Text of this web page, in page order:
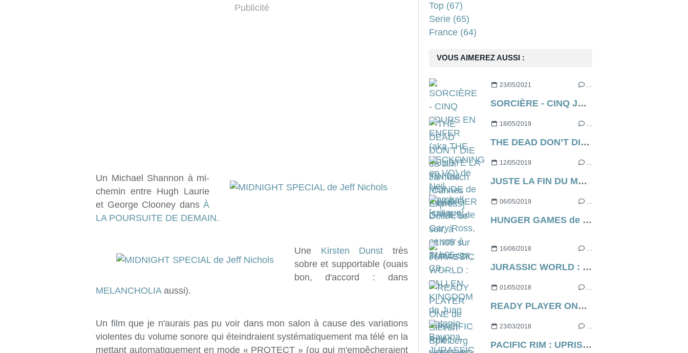
Publicité
Un Michael Shannon à mi-
chemin entre Hugh Laurie
et George Clooney dans À
LA POURSUITE DE DEMAIN.
Une Kirsten Dunst très
sobre et supportable (ouais
bon, d'accord : dans
MELANCHOLIAaussi).
Un film que je n'aurais pas pu voir dans mon salon à cause des variations
violentes du volume sonore qui éteindraient systématiquement ma télé en la
mettant automatiquement en mode « PROTECT » (ou qui m'empêcheraient
VOUS AIMEREZ AUSSI :
23/05/2021 …
SORCIÈRE - CINQ JOURS EN ENFER (aka THE RECKONING en VO) de Neil Marshall [critique]
18/05/2019 …
THE DEAD DON’T DIE de Jim Jarmusch [Cannes Express]
12/05/2019 …
JUSTE LA FIN DU MONDE de Xavier Dolan, ce soir, à 21h05 sur France 2...
06/05/2019 …
HUNGER GAMES de Gary Ross, ce soir à 21h05 sur C8...
16/06/2018 …
JURASSIC WORLD : FALLEN KINGDOM de Juan Antonio Bayona, JURASSIC WORLD 2 quoi [résumé]
01/05/2018 …
READY PLAYER ONE de Steven Spielberg [critique]
23/03/2018 …
PACIFIC RIM : UPRISING de Steven S. DeKnight [critique]
Top (67)
Serie (65)
France (64)